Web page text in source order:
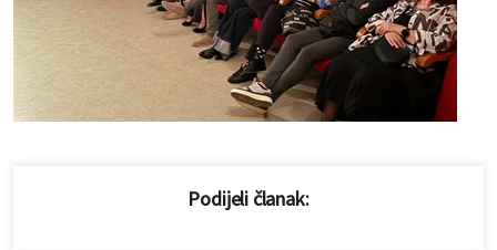
Podijeli članak: